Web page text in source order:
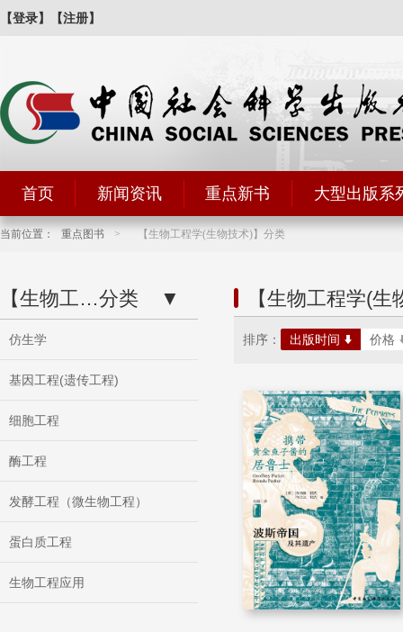
【登录】 【注册】
首页 新闻资讯 重点新书 大型出版系
当前位置： 重点图书 > 【生物工程学(生物技术)】分类
【生物工程学...】分类 ▼
仿生学
基因工程(遗传工程)
细胞工程
酶工程
发酵工程（微生物工程）
蛋白质工程
生物工程应用
【生物工程学(
排序： 出版时间 价格